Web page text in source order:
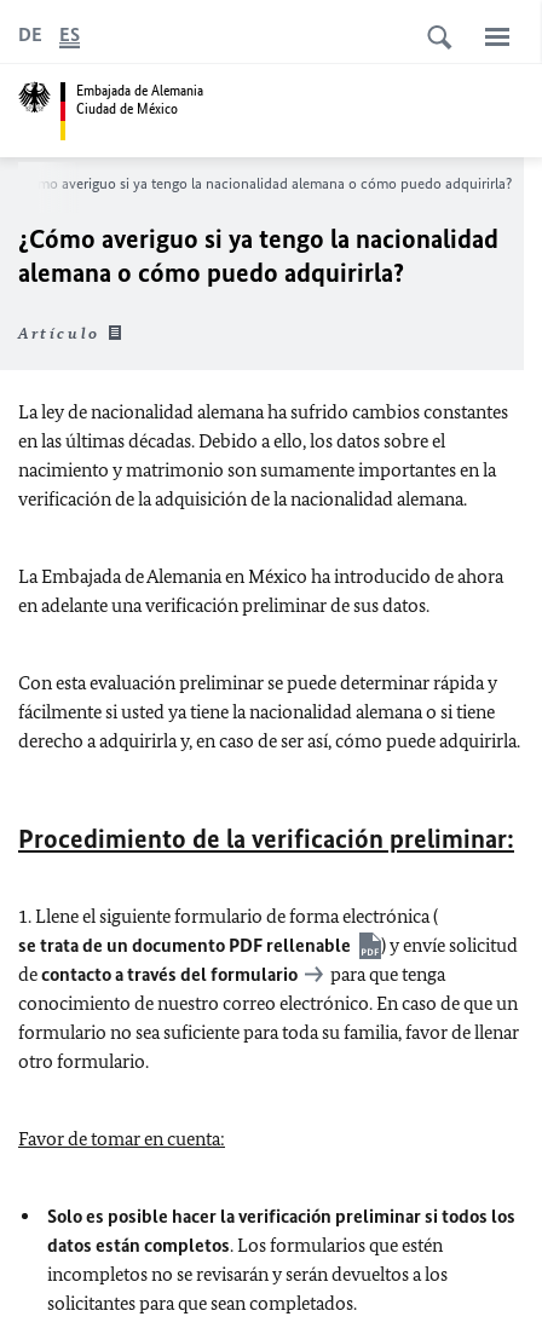
Embajada de Alemania
Ciudad de México
DE ES
¿Cómo averiguo si ya tengo la nacionalidad alemana o cómo puedo adquirirla?
¿Cómo averiguo si ya tengo la nacionalidad
alemana o cómo puedo adquirirla?
Artículo
La ley de nacionalidad alemana ha sufrido cambios constantes
en las últimas décadas. Debido a ello, los datos sobre el
nacimiento y matrimonio son sumamente importantes en la
verificación de la adquisición de la nacionalidad alemana.
La Embajada de Alemania en México ha introducido de ahora
en adelante una verificación preliminar de sus datos.
Con esta evaluación preliminar se puede determinar rápida y
fácilmente si usted ya tiene la nacionalidad alemana o si tiene
derecho a adquirirla y, en caso de ser así, cómo puede adquirirla.
Procedimiento de la verificación preliminar:
1. Llene el siguiente formulario de forma electrónica (
se trata de un documento PDF rellenable
) y envíe solicitud
decontacto a través del formulario
para que tenga
conocimiento de nuestro correo electrónico. En caso de que un
formulario no sea suficiente para toda su familia, favor de llenar
otro formulario.
Favor de tomar en cuenta:
Solo es posible hacer la verificación preliminar si todos los
datos están completos. Los formularios que estén
incompletos no se revisarán y serán devueltos a los
solicitantes para que sean completados.